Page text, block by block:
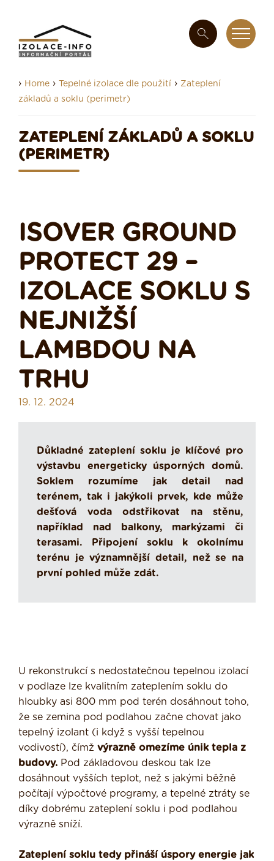
› Home › Tepelné izolace dle použití › Zateplení
základů a soklu (perimetr)
ZATEPLENÍ ZÁKLADŮ A SOKLU
(PERIMETR)
ISOVER GROUND
PROTECT 29 –
IZOLACE SOKLU S
NEJNIŽŠÍ
LAMBDOU NA
TRHU
19. 12. 2024
Důkladné zateplení soklu je klíčové pro
výstavbu energeticky úsporných domů.
Soklem rozumíme jak detail nad
terénem, tak i jakýkoli prvek, kde může
dešťová voda odstřikovat na stěnu,
například nad balkony, markýzami či
terasami. Připojení soklu k okolnímu
terénu je významnější detail, než se na
první pohled může zdát.
U rekonstrukcí s nedostatečnou tepelnou izolací
v podlaze lze kvalitním zateplením soklu do
hloubky asi 800 mm pod terén dosáhnout toho,
že se zemina pod podlahou začne chovat jako
tepelný izolant (i když s vyšší tepelnou
vodivostí), čímž výrazně omezíme únik tepla z
budovy. Pod základovou deskou tak lze
dosáhnout vyšších teplot, než s jakými běžně
počítají výpočtové programy, a tepelné ztráty se
díky dobrému zateplení soklu i pod podlahou
výrazně sníží.
Zateplení soklu tedy přináší úspory energie jak